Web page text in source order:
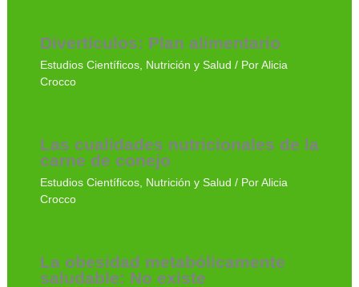
Divertículos: Plan alimentario
Estudios Científicos, Nutrición y Salud / Por Alicia
Crocco
Las cualidades nutricionales de la
carne de conejo
Estudios Científicos, Nutrición y Salud / Por Alicia
Crocco
La obesidad metabólicamente
saludable: No existe